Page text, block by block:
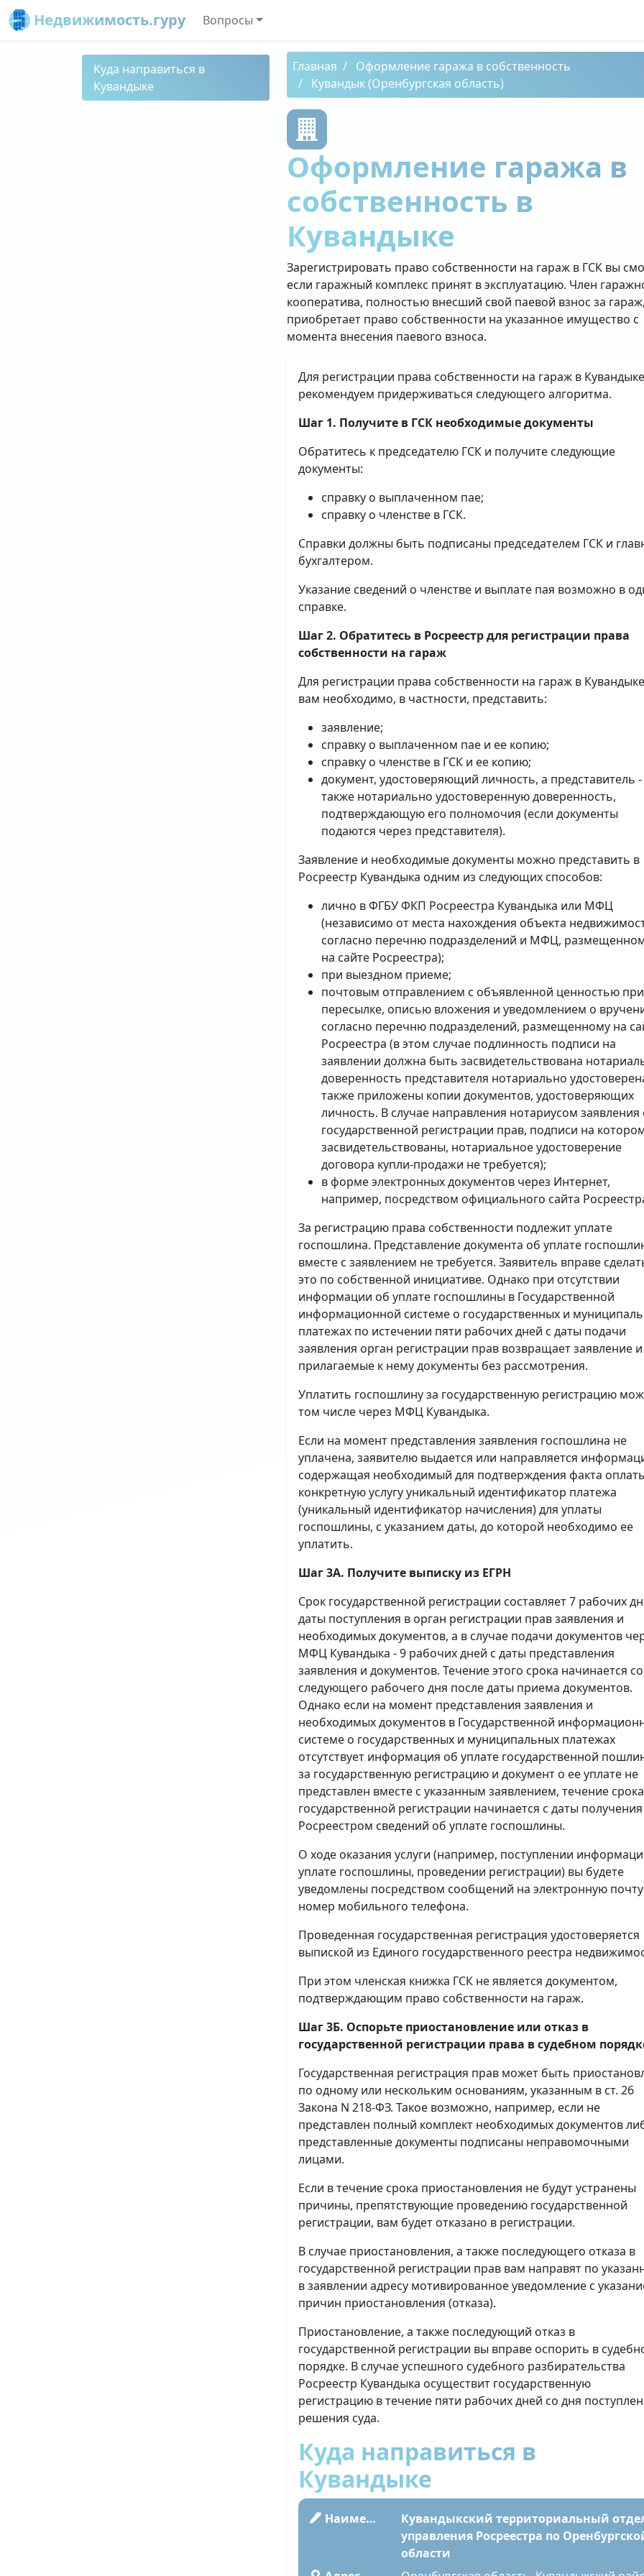
Недвижимость.гуру Вопросы
Куда направиться в
Кувандыке
Главная
Оформление гаража в собственность
Кувандык (Оренбургская область)
Оформление гаража в
собственность в
Кувандыке
Зарегистрировать право собственности на гараж в ГСК вы
если гаражный комплекс принят в эксплуатацию. Член
кооператива, полностью внесший свой паевой взнос за гараж,
приобретает право собственности на указанное имущество с
момента внесения паевого взноса.
Для регистрации права собственности на гараж в Кувандыке
рекомендуем придерживаться следующего алгоритма.
Шаг 1. Получите в ГСК необходимые документы
Обратитесь к председателю ГСК и получите следующие
документы:
справку о выплаченном пае;
справку о членстве в ГСК.
Справки должны быть подписаны председателем ГСК и
бухгалтером.
Указание сведений о членстве и выплате пая возможно в
справке.
Шаг 2. Обратитесь в Росреестр для регистрации права
собственности на гараж
Для регистрации права собственности на гараж в Кувандыке
вам необходимо, в частности, представить:
заявление;
справку о выплаченном пае и ее копию;
справку о членстве в ГСК и ее копию;
документ, удостоверяющий личность, а представитель -
также нотариально удостоверенную доверенность,
подтверждающую его полномочия (если документы
подаются через представителя).
Заявление и необходимые документы можно представить в
Росреестр Кувандыка одним из следующих способов:
лично в ФГБУ ФКП Росреестра Кувандыка или МФЦ
(независимо от места нахождения объекта
согласно перечню подразделений и МФЦ,
на сайте Росреестра);
при выездном приеме;
почтовым отправлением с объявленной ценностью при
пересылке, описью вложения и уведомлением о
согласно перечню подразделений, размещенному на
Росреестра (в этом случае подлинность подписи на
заявлении должна быть засвидетельствована
доверенность представителя нотариально
также приложены копии документов, удостоверяющих
личность. В случае направления нотариусом заявления
государственной регистрации прав, подписи на
засвидетельствованы, нотариальное удостоверение
договора купли-продажи не требуется);
в форме электронных документов через Интернет,
например, посредством официального сайта
За регистрацию права собственности подлежит уплате
госпошлина. Представление документа об уплате
вместе с заявлением не требуется. Заявитель вправе
это по собственной инициативе. Однако при отсутствии
информации об уплате госпошлины в Государственной
информационной системе о государственных и
платежах по истечении пяти рабочих дней с даты подачи
заявления орган регистрации прав возвращает заявление и
прилагаемые к нему документы без рассмотрения.
Уплатить госпошлину за государственную регистрацию
том числе через МФЦ Кувандыка.
Если на момент представления заявления госпошлина не
уплачена, заявителю выдается или направляется
содержащая необходимый для подтверждения факта
конкретную услугу уникальный идентификатор платежа
(уникальный идентификатор начисления) для уплаты
госпошлины, с указанием даты, до которой необходимо ее
уплатить.
Шаг 3А. Получите выписку из ЕГРН
Срок государственной регистрации составляет 7 рабочих
даты поступления в орган регистрации прав заявления и
необходимых документов, а в случае подачи документов
МФЦ Кувандыка - 9 рабочих дней с даты представления
заявления и документов. Течение этого срока начинается со
следующего рабочего дня после даты приема документов.
Однако если на момент представления заявления и
необходимых документов в Государственной
системе о государственных и муниципальных платежах
отсутствует информация об уплате государственной
за государственную регистрацию и документ о ее уплате не
представлен вместе с указанным заявлением, течение срока
государственной регистрации начинается с даты получения
Росреестром сведений об уплате госпошлины.
О ходе оказания услуги (например, поступлении
уплате госпошлины, проведении регистрации) вы будете
уведомлены посредством сообщений на электронную
номер мобильного телефона.
Проведенная государственная регистрация удостоверяется
выпиской из Единого государственного реестра
При этом членская книжка ГСК не является документом,
подтверждающим право собственности на гараж.
Шаг 3Б. Оспорьте приостановление или отказ в
государственной регистрации права в судебном
Государственная регистрация прав может быть
по одному или нескольким основаниям, указанным в ст. 26
Закона N 218-ФЗ. Такое возможно, например, если не
представлен полный комплект необходимых документов
представленные документы подписаны неправомочными
лицами.
Если в течение срока приостановления не будут устранены
причины, препятствующие проведению государственной
регистрации, вам будет отказано в регистрации.
В случае приостановления, а также последующего отказа в
государственной регистрации прав вам направят по
в заявлении адресу мотивированное уведомление с
причин приостановления (отказа).
Приостановление, а также последующий отказ в
государственной регистрации вы вправе оспорить в
порядке. В случае успешного судебного разбирательства
Росреестр Кувандыка осуществит государственную
регистрацию в течение пяти рабочих дней со дня
решения суда.
Куда направиться в
Кувандыке
Наименование
Кувандыкский территориальный
управления Росреестра по
области